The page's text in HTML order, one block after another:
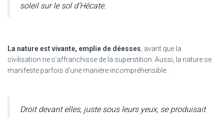
soleil sur le sol d’Hécate.
La nature est vivante, emplie de déesses , avant que la
civilisation ne s’affranchisse de la superstition. Aussi, la nature se
manifeste parfois d’une manière incompréhensible :
Droit devant elles, juste sous leurs yeux, se produisait